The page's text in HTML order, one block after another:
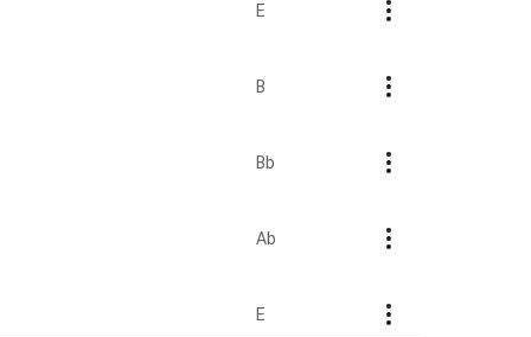
E
B
Bb
Ab
E